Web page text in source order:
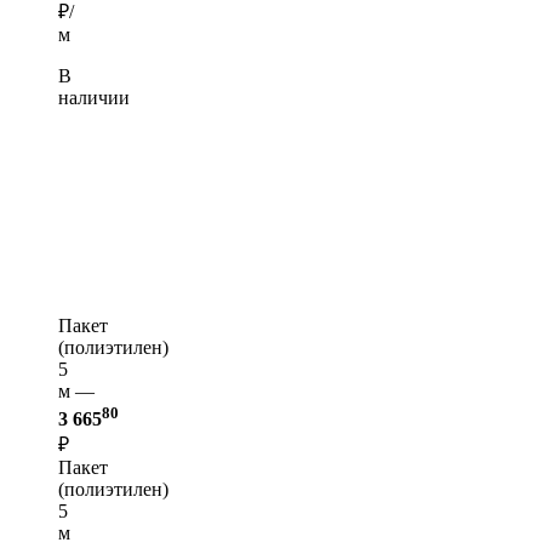
₽/
м
В
наличии
Пакет
(полиэтилен)
5
м —
3 66580
₽
Пакет
(полиэтилен)
5
м